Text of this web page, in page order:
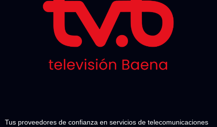
Tus proveedores de confianza en servicios de telecomunicaciones